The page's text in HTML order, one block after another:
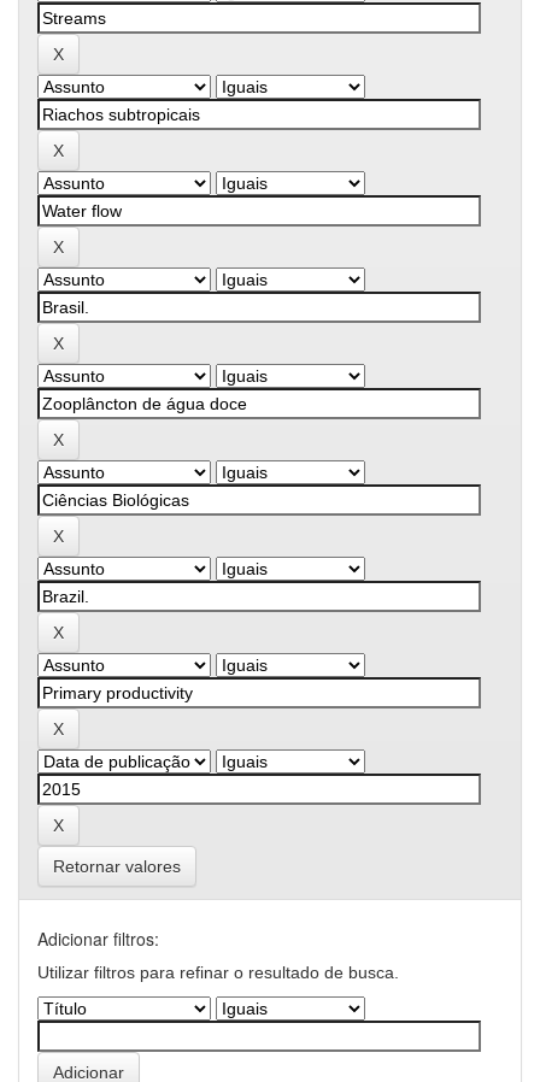
Retornar valores
Adicionar filtros:
Utilizar filtros para refinar o resultado de busca.